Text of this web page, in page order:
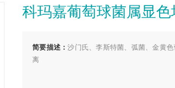
科玛嘉葡萄球菌属显色
简要描述：沙门氏、李斯特菌、弧菌、金黄
离